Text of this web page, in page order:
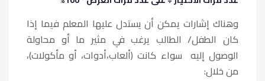
وهناك إشارات يمكن أن يستدل عليها المعلم فيما إذا
كان الطفل/ الطالب يرغب في مثير ما أو محاولة
الوصول إليه سواء كانت (ألعاب،أدوات، أو مأكولات)،
من خلال: